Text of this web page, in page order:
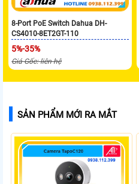
8-Port PoE Switch Dahua DH-
CS4010-8ET2GT-110
5%-35%
Giá Gốc: liên hệ
SẢN PHẨM MỚI RA MẮT